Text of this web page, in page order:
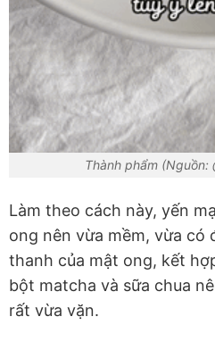
Thành phẩm (Nguồn:
Làm theo cách này, yến
ong nên vừa mềm, vừa có
thanh của mật ong, kết
bột matcha và sữa chua
rất vừa vặn.